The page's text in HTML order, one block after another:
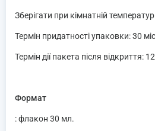
Зберігати при кімнатній
Термін придатності упаковки: 30
Термін дії пакета після відкриття:
Формат
: флакон 30 мл.